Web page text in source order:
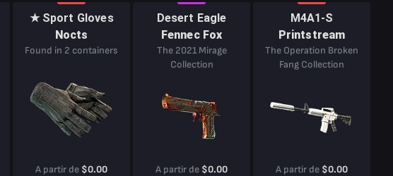
★ Sport Gloves
Nocts
Found in 2 containers
A partir de $0.00
Desert Eagle
Fennec Fox
The 2021 Mirage
Collection
A partir de $0.00
M4A1-S
Printstream
The Operation Broken
Fang Collection
A partir de $0.00